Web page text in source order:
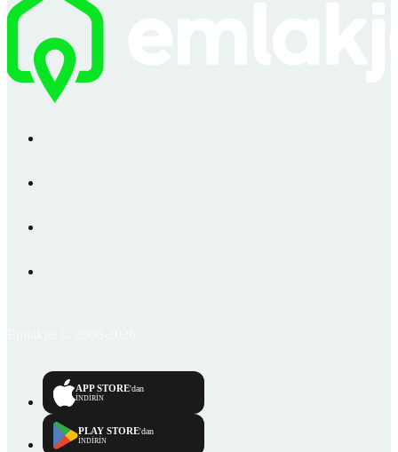
APP STORE'dan
İNDİRİN
PLAY STORE'dan
İNDİRİN